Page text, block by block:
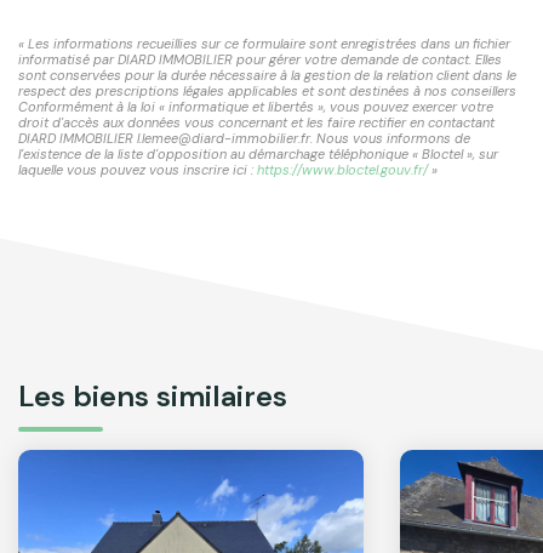
« Les informations recueillies sur ce formulaire sont enregistrées dans un fichier
informatisé par DIARD IMMOBILIER pour gérer votre demande de contact. Elles
sont conservées pour la durée nécessaire à la gestion de la relation client dans le
respect des prescriptions légales applicables et sont destinées à nos conseillers
Conformément à la loi « informatique et libertés », vous pouvez exercer votre
droit d'accès aux données vous concernant et les faire rectifier en contactant
DIARD IMMOBILIER l.lemee@diard-immobilier.fr. Nous vous informons de
l'existence de la liste d'opposition au démarchage téléphonique « Bloctel », sur
laquelle vous pouvez vous inscrire ici : https://www.bloctel.gouv.fr/»
Les biens similaires